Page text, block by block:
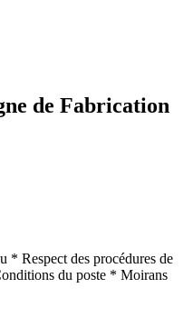
de Fabrication
* Respect des procédures de
du poste * Moirans